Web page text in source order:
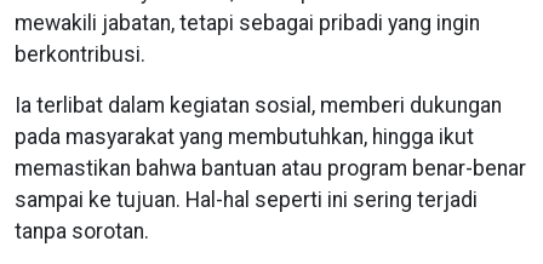
mewakili jabatan, tetapi sebagai pribadi yang ingin
berkontribusi.
Ia terlibat dalam kegiatan sosial, memberi dukungan
pada masyarakat yang membutuhkan, hingga ikut
memastikan bahwa bantuan atau program benar-benar
sampai ke tujuan. Hal-hal seperti ini sering terjadi
tanpa sorotan.